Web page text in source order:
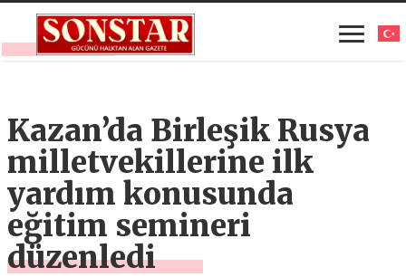
Kazan’da Birleşik Rusya
milletvekillerine ilk
yardım konusunda
eğitim semineri
düzenledi